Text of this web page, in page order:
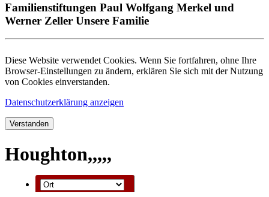
Familienstiftungen Paul Wolfgang Merkel und
Werner Zeller Unsere Familie
Diese Website verwendet Cookies. Wenn Sie fortfahren, ohne Ihre
Browser-Einstellungen zu ändern, erklären Sie sich mit der Nutzung
von Cookies einverstanden.
Datenschutzerklärung anzeigen
Verstanden
Houghton,,,,,